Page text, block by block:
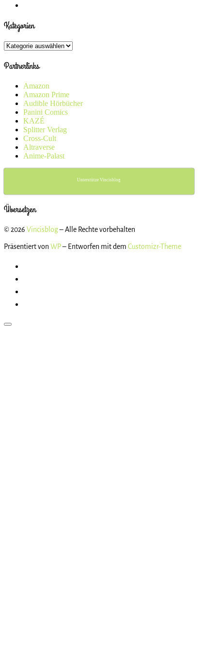
Kategorien
Kategorien
Partnerlinks
Amazon
Amazon Prime
Audible Hörbücher
Panini Comics
KAZÉ
Splitter Verlag
Cross-Cult
Altraverse
Anime-Palast
Unterstütze Vincisblog
Übersetzen
© 2026 Vincisblog– Alle Rechte vorbehalten
Präsentiert von WP– Entworfen mit dem Customizr-Theme